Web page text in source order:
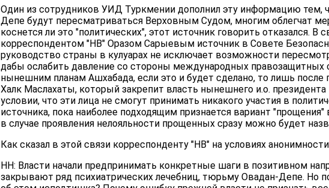
Один из сотрудников УИД Туркмении дополнил эту информацию тем,
Депе будут пересматриваться Верховным Судом, многим облегчат
коснется ли это "политических", этот источник говорить отказался. В
корреспондентом "НВ" Оразом Сарыевым источник в Совете
руководство страны в кулуарах не исключает возможности
дабы ослабить давление со стороны международных правозащитных
нынешним планам Ашхабада, если это и будет сделано, то лишь
Халк Маслахаты, который закрепит власть нынешнего и.о.
условии, что эти лица не смогут принимать никакого участия в
источника, пока наиболее подходящим признается вариант
в случае проявления нелояльности прощенных сразу можно будет
Как сказал в этой связи корреспонденту "НВ" на условиях
НН: Власти начали предпринимать конкретные шаги в позитивном
закрывают ряд психиатрических лечебниц, тюрьму Овадан-Депе. Но